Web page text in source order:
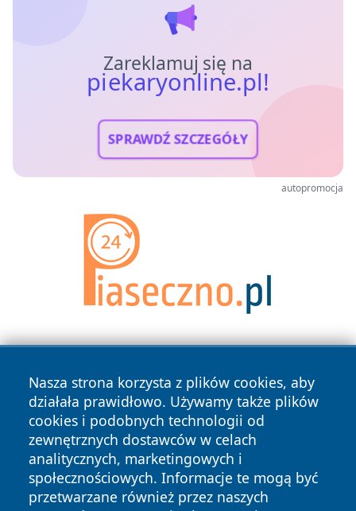
Zareklamuj się na
piekaryonline.pl!
SPRAWDŹ SZCZEGÓŁY
autopromocja
Nasza strona korzysta z plików cookies, aby
działała prawidłowo. Używamy także plików
cookies i podobnych technologii od
zewnętrznych dostawców w celach
analitycznych, marketingowych i
społecznościowych. Informacje te mogą być
przetwarzane również przez naszych
Copyright © 2026 piekaryonline.pl Wszystkie prawa
zastrzeżone.